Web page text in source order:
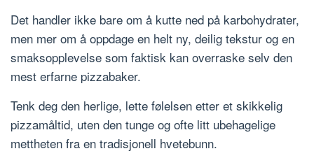
Det handler ikke bare om å kutte ned på karbohydrater,
men mer om å oppdage en helt ny, deilig tekstur og en
smaksopplevelse som faktisk kan overraske selv den
mest erfarne pizzabaker.
Tenk deg den herlige, lette følelsen etter et skikkelig
pizzamåltid, uten den tunge og ofte litt ubehagelige
mettheten fra en tradisjonell hvetebunn.